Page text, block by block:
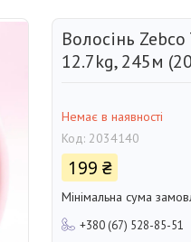
Волосінь
12.7kg, 245м
Немає в наявності
Код: 2034140
199 ₴
Мінімальна сума
+380 (67) 528-85-51